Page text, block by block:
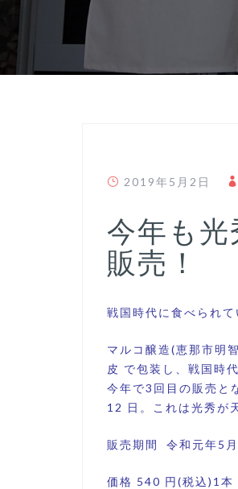
2019年5月2日
今年も
販売！
戦国時代に食べられ
マルコ醸造(恵那市明
皮 で包装し、戦国時
今年で3回目の販売と
12 日。これは光秀が
販売期間 令和元年5
価格 540 円(税込)1本